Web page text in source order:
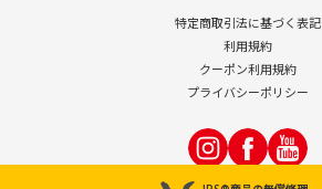
特定商取引法に基づく表記
利用規約
クーポン利用規約
プライバシーポリシー